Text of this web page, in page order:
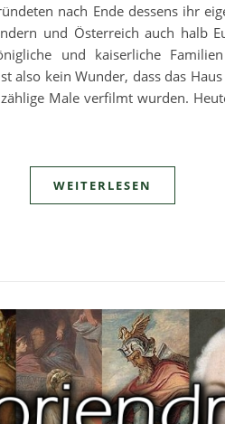
nach Ende dessens ihr
und Österreich auch halb
und kaiserliche
also kein Wunder, dass das
Male verfilmt wurden.
WEITERLESEN